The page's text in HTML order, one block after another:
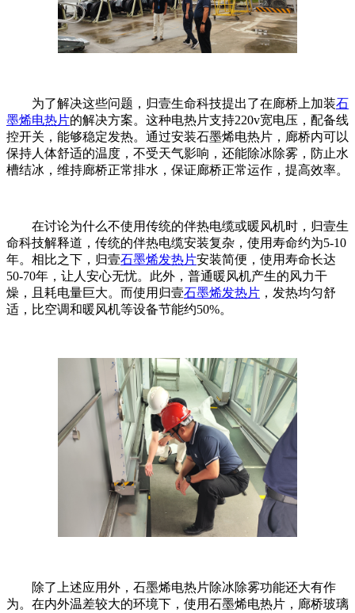
为了解决这些问题，归壹生命科技提出了在廊桥上加装石
墨烯电热片的解决方案。这种电热片支持220v宽电压，配备线
控开关，能够稳定发热。通过安装石墨烯电热片，廊桥内可以
保持人体舒适的温度，不受天气影响，还能除冰除雾，防止水
槽结冰，维持廊桥正常排水，保证廊桥正常运作，提高效率。
在讨论为什么不使用传统的伴热电缆或暖风机时，归壹生
命科技解释道，传统的伴热电缆安装复杂，使用寿命约为5-10
年。相比之下，归壹石墨烯发热片安装简便，使用寿命长达
50-70年，让人安心无忧。此外，普通暖风机产生的风力干
燥，且耗电量巨大。而使用归壹石墨烯发热片 ，发热均匀舒
适，比空调和暖风机等设备节能约50%。
除了上述应用外，石墨烯电热片除冰除雾功能还大有作
为。在内外温差较大的环境下，使用石墨烯电热片，廊桥玻璃